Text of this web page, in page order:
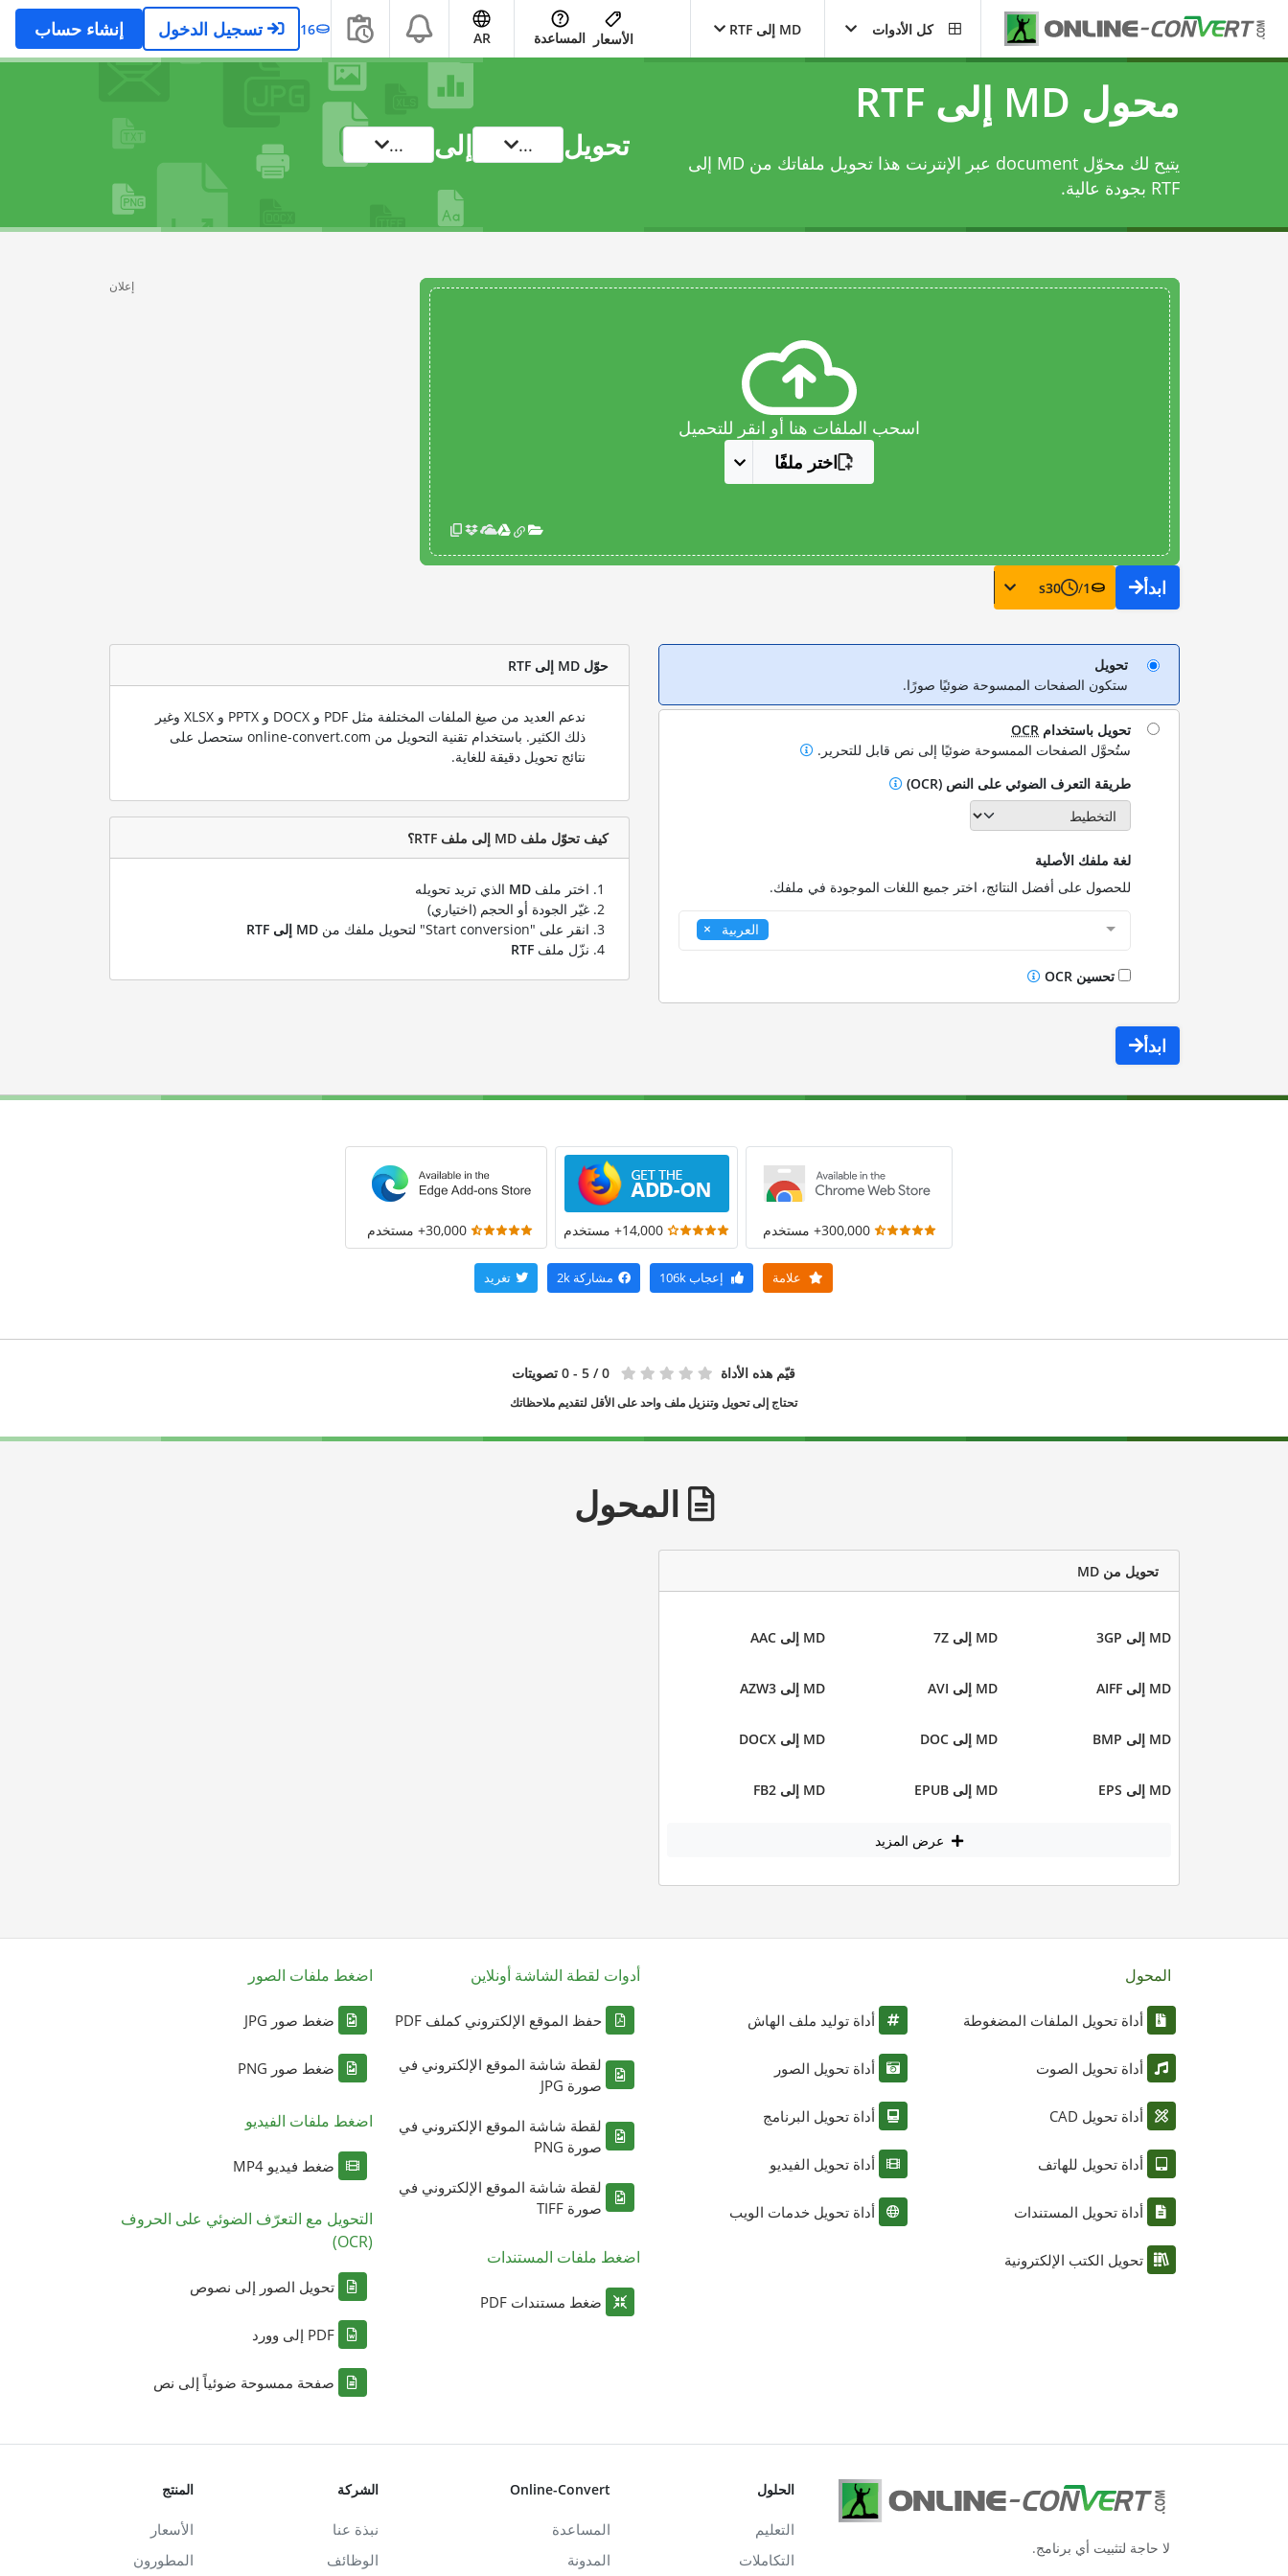
كل الأدوات MD إلى RTF
الأسعار المساعدة AR
16 تسجيل الدخول إنشاء حساب
محول MD إلى RTF
يتيح لك محوّل document عبر الإنترنت هذا تحويل ملفاتك من MD إلى
RTF بجودة عالية.
تحويل ... إلى ...
اسحب الملفات هنا أو انقر للتحميل
اختر ملفًا
ابدأ 1
/
30
s
إعلان
تحويل
ستكون الصفحات الممسوحة ضوئيًا صورًا.
تحويل باستخدام OCR
ستُحوَّل الصفحات الممسوحة ضوئيًا إلى نص قابل للتحرير.
طريقة التعرف الضوئي على النص (OCR)
لغة ملفك الأصلية
للحصول على أفضل النتائج، اختر جميع اللغات الموجودة في ملفك.
العربية
تحسين OCR
ابدأ
حوّل MD إلى RTF
ندعم العديد من صيغ الملفات المختلفة مثل PDF و DOCX و PPTX و XLSX وغير
ذلك الكثير. باستخدام تقنية التحويل من online-convert.com ستحصل على
نتائج تحويل دقيقة للغاية.
كيف تحوّل ملف MD إلى ملف RTF؟
اختر ملف MD الذي تريد تحويله
غيّر الجودة أو الحجم (اختياري)
انقر على "Start conversion" لتحويل ملفك من
MD إلى RTF
نزّل ملف RTF
300,000+ مستخدم 14,000+ مستخدم 30,000+ مستخدم
علامة إعجاب مشاركة 2k تغريد
قيّم هذه الأداة 0 / 5 - 0 تصويتات
تحتاج إلى تحويل وتنزيل ملف واحد على الأقل لتقديم ملاحظاتك
المحول
تحويل من MD
MD إلى 3GP MD إلى 7Z MD إلى AAC
MD إلى AIFF MD إلى AVI MD إلى AZW3
MD إلى BMP MD إلى DOC MD إلى DOCX
MD إلى EPS MD إلى EPUB MD إلى FB2
عرض المزيد
المحول
أداة تحويل الملفات المضغوطة
أداة تحويل الصوت
أداة تحويل CAD
أداة تحويل للهاتف
أداة تحويل المستندات
تحويل الكتب الإلكترونية
أداة توليد ملف الهاش
أداة تحويل الصور
أداة تحويل البرنامج
أداة تحويل الفيديو
أداة تحويل خدمات الويب
أدوات لقطة الشاشة أونلاين
حفظ الموقع الإلكتروني كملف PDF
لقطة شاشة الموقع الإلكتروني في
صورة JPG
لقطة شاشة الموقع الإلكتروني في
صورة PNG
لقطة شاشة الموقع الإلكتروني في
صورة TIFF
اضغط ملفات المستندات
ضغط مستندات PDF
اضغط ملفات الصور
ضغط صور JPG
ضغط صور PNG
اضغط ملفات الفيديو
ضغط فيديو MP4
التحويل مع التعرّف الضوئي على الحروف
(OCR)
تحويل الصور إلى نصوص
PDF إلى وورد
صفحة ممسوحة ضوئياً إلى نص
لا حاجة لتثبيت أي برنامج.
الحلول
التعليم
التكاملات
Online-Convert
المساعدة
المدونة
الشركة
نبذة عنا
الوظائف
المنتج
الأسعار
المطورون